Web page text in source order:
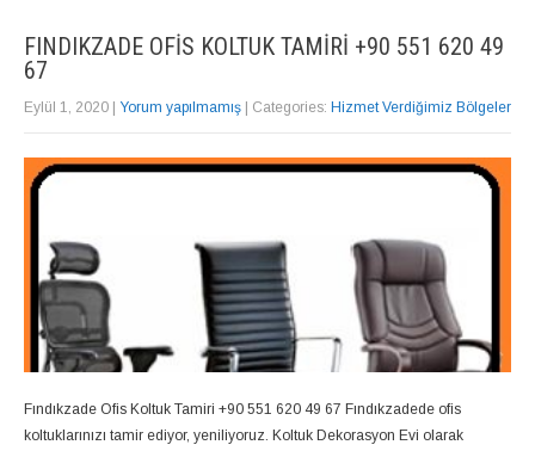
FINDIKZADE OFIS KOLTUK TAMIRI +90 551 620 49
67
Eylül 1, 2020 | Yorum yapılmamış | Categories: Hizmet Verdiğimiz Bölgeler
Fındıkzade Ofis Koltuk Tamiri +90 551 620 49 67 Fındıkzadede ofis
koltuklarınızı tamir ediyor, yeniliyoruz. Koltuk Dekorasyon Evi olarak